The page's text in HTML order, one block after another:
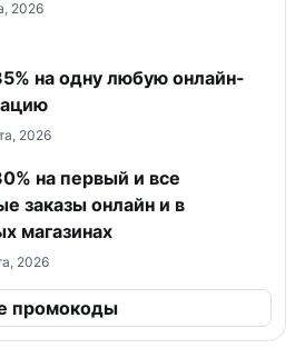
2026
на одну любую онлайн-
2026
на первый и все
заказы онлайн и в
магазинах
2026
промокоды